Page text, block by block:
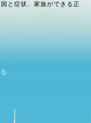
と症状、家族ができる正